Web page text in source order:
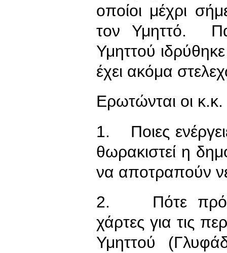
οποίοι μέχρι
τον Υμηττό.
Υμηττού
έχει ακόμα
Ερωτώνται οι
1. Ποιες
θωρακιστεί η
να αποτραπούν
2. Πότε
χάρτες για τις
Υμηττού